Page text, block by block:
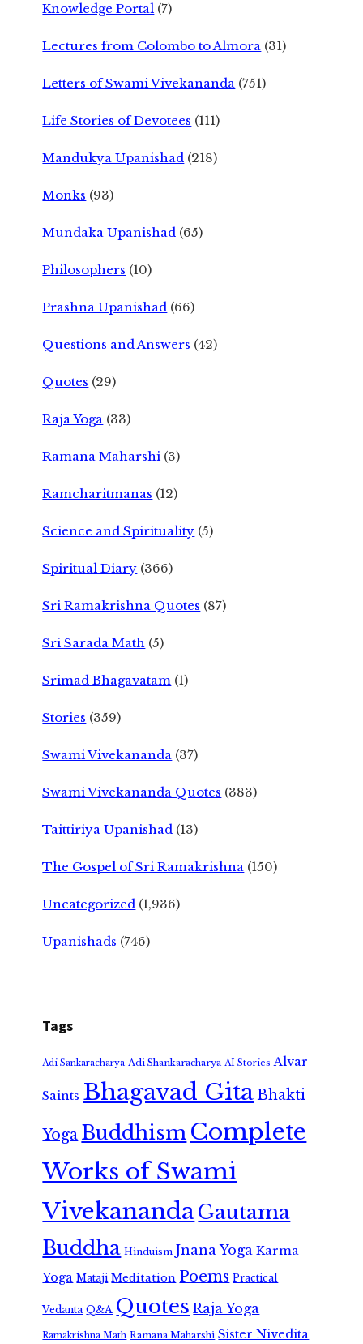
Knowledge Portal (7)
Lectures from Colombo to Almora (31)
Letters of Swami Vivekananda (751)
Life Stories of Devotees (111)
Mandukya Upanishad (218)
Monks (93)
Mundaka Upanishad (65)
Philosophers (10)
Prashna Upanishad (66)
Questions and Answers (42)
Quotes (29)
Raja Yoga (33)
Ramana Maharshi (3)
Ramcharitmanas (12)
Science and Spirituality (5)
Spiritual Diary (366)
Sri Ramakrishna Quotes (87)
Sri Sarada Math (5)
Srimad Bhagavatam (1)
Stories (359)
Swami Vivekananda (37)
Swami Vivekananda Quotes (383)
Taittiriya Upanishad (13)
The Gospel of Sri Ramakrishna (150)
Uncategorized (1,936)
Upanishads (746)
Tags
Adi Sankaracharya Adi Shankaracharya AI Stories Alvar
Saints Bhagavad GitaBhakti
Yoga Buddhism Complete
Works of Swami
VivekanandaGautama
Buddha Hinduism Jnana Yoga Karma
Yoga Mataji Meditation Poems Practical
Vedanta Q&A Quotes Raja Yoga
Ramakrishna Math Ramana Maharshi Sister Nivedita